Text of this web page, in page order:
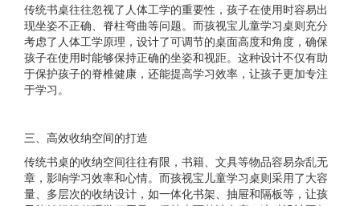
传统书桌往往忽视了人体工学的重要性，孩子在使用时容易出
现坐姿不正确、脊柱弯曲等问题。而孩视宝儿童学习桌则充分
考虑了人体工学原理，设计了可调节的桌面高度和角度，确保
孩子在使用时能够保持正确的坐姿和视距。这种设计不仅有助
于保护孩子的脊椎健康，还能提高学习效率，让孩子更加专注
于学习。
三、高效收纳空间的打造
传统书桌的收纳空间往往有限，书籍、文具等物品容易杂乱无
章，影响学习效率和心情。而孩视宝儿童学习桌则采用了大容
量、多层次的收纳设计，如一体化书架、抽屉和隔板等，让孩